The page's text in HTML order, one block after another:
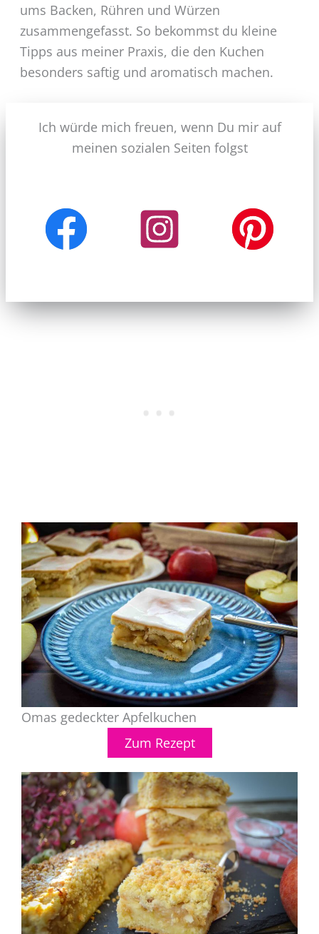
ums Backen, Rühren und Würzen
zusammengefasst. So bekommst du kleine
Tipps aus meiner Praxis, die den Kuchen
besonders saftig und aromatisch machen.
Ich würde mich freuen, wenn Du mir auf
meinen sozialen Seiten folgst
Omas gedeckter Apfelkuchen
Zum Rezept